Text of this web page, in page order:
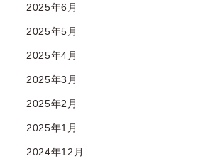
2025年6月
2025年5月
2025年4月
2025年3月
2025年2月
2025年1月
2024年12月